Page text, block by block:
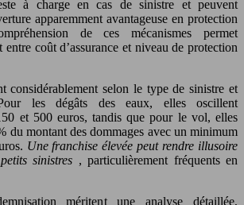
à charge en cas de sinistre et peuvent
apparemment avantageuse en protection
de ces mécanismes permet
entre coût d’assurance et niveau de protection
considérablement selon le type de sinistre et
les dégâts des eaux, elles oscillent
et 500 euros, tandis que pour le vol, elles
du montant des dommages avec un minimum
Une franchise élevée peut rendre illusoire
sinistres , particulièrement fréquents en
méritent une analyse détaillée,